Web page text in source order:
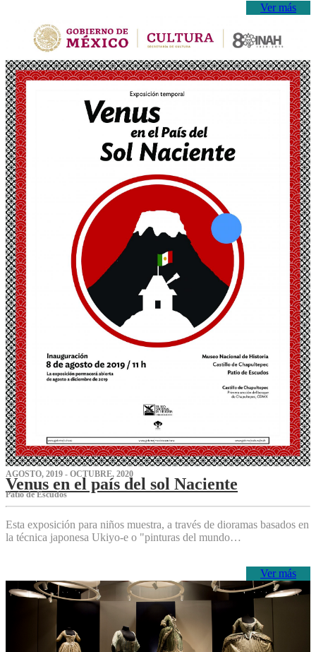
Ver más
AGOSTO, 2019 - OCTUBRE, 2020
Venus en el país del sol Naciente
P‌atio de Escudos
Esta exposición para niños muestra, a través de dioramas basados en
la técnica japonesa Ukiyo-e o "pinturas del mundo…
Ver más